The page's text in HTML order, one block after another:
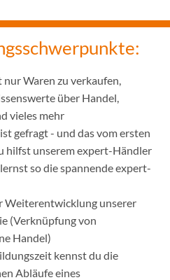
Waren zu verkaufen,
über Handel,
vieles mehr
gefragt - und das vom ersten
hilfst unserem expert-Händler
so die spannende expert-
Weiterentwicklung unserer
(Verknüpfung von
Handel)
kennst du die
Abläufe eines